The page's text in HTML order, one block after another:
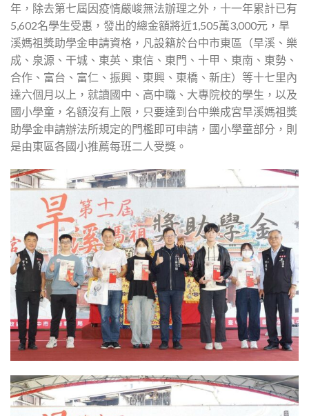
年，除去第七屆因疫情嚴峻無法辦理之外，十一年累計已有
5,602名學生受惠，發出的總金額將近1,505萬3,000元，旱
溪媽祖獎助學金申請資格，凡設籍於台中市東區（旱溪、樂
成、泉源、干城、東英、東信、東門、十甲、東南、東勢、
合作、富台、富仁、振興、東興、東橋、新庄）等十七里內
達六個月以上，就讀國中、高中職、大專院校的學生，以及
國小學童，名額沒有上限，只要達到台中樂成宮旱溪媽祖獎
助學金申請辦法所規定的門檻即可申請，國小學童部分，則
是由東區各國小推薦每班二人受獎。